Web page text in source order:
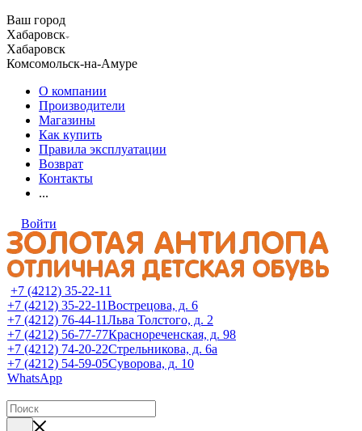
Ваш город
Хабаровск
Хабаровск
Комсомольск-на-Амуре
О компании
Производители
Магазины
Как купить
Правила эксплуатации
Возврат
Контакты
...
Войти
+7 (4212) 35-22-11
+7 (4212) 35-22-11Вострецова, д. 6
+7 (4212) 76-44-11Льва Толстого, д. 2
+7 (4212) 56-77-77Краснореченская, д. 98
+7 (4212) 74-20-22Стрельникова, д. 6а
+7 (4212) 54-59-05Суворова, д. 10
WhatsApp